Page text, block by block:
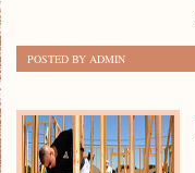
POSTED BY ADMIN